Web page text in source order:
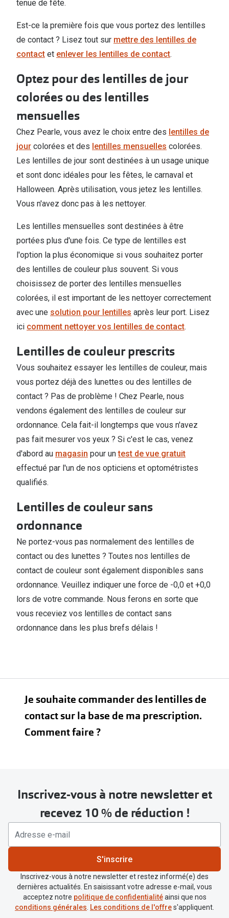
tenue de fête.
Est-ce la première fois que vous portez des lentilles
de contact ? Lisez tout sur mettre des lentilles de
contact et enlever les lentilles de contact.
Optez pour des lentilles de jour
colorées ou des lentilles
mensuelles
Chez Pearle, vous avez le choix entre des lentilles de
jour colorées et des lentilles mensuelles colorées.
Les lentilles de jour sont destinées à un usage unique
et sont donc idéales pour les fêtes, le carnaval et
Halloween. Après utilisation, vous jetez les lentilles.
Vous n'avez donc pas à les nettoyer.
Les lentilles mensuelles sont destinées à être
portées plus d'une fois. Ce type de lentilles est
l'option la plus économique si vous souhaitez porter
des lentilles de couleur plus souvent. Si vous
choisissez de porter des lentilles mensuelles
colorées, il est important de les nettoyer correctement
avec une solution pour lentilles après leur port. Lisez
ici comment nettoyer vos lentilles de contact.
Lentilles de couleur prescrits
Vous souhaitez essayer les lentilles de couleur, mais
vous portez déjà des lunettes ou des lentilles de
contact ? Pas de problème ! Chez Pearle, nous
vendons également des lentilles de couleur sur
ordonnance. Cela fait-il longtemps que vous n'avez
pas fait mesurer vos yeux ? Si c'est le cas, venez
d'abord au magasin pour untest de vue gratuit
effectué par l'un de nos opticiens et optométristes
qualifiés.
Lentilles de couleur sans
ordonnance
Ne portez-vous pas normalement des lentilles de
contact ou des lunettes ? Toutes nos lentilles de
contact de couleur sont également disponibles sans
ordonnance. Veuillez indiquer une force de -0,0 et +0,0
lors de votre commande. Nous ferons en sorte que
vous receviez vos lentilles de contact sans
ordonnance dans les plus brefs délais !
Je souhaite commander des lentilles de
contact sur la base de ma prescription.
Comment faire ?
lentille de contact en millimètres. Est
désignée sur l'emballage par BC.
Inscrivez-vous à notre newsletter et
recevez 10 % de réduction !
S'inscrire
Inscrivez-vous à notre newsletter et restez informé(e) des
dernières actualités. En saisissant votre adresse e-mail, vous
acceptez notre politique de confidentialitéainsi que nos
conditions générales. Les conditions de l'offres'appliquent.